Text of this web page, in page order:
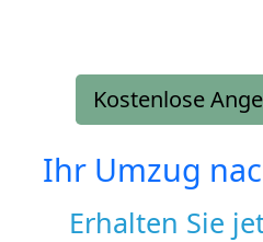
Kostenlose
Ihr Umzug
Erhalten Sie